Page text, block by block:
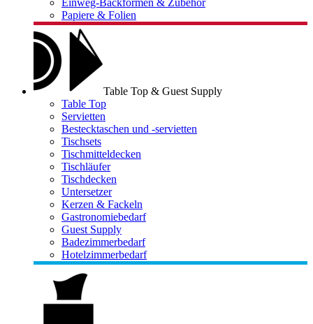
Einweg-Backformen & Zubehör
Papiere & Folien
Table Top & Guest Supply
Table Top
Servietten
Bestecktaschen und -servietten
Tischsets
Tischmitteldecken
Tischläufer
Tischdecken
Untersetzer
Kerzen & Fackeln
Gastronomiebedarf
Guest Supply
Badezimmerbedarf
Hotelzimmerbedarf